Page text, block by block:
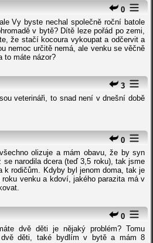
0
Vy byste nechal společně roční batole
v bytě? Dítě leze pořád po zemi,
že stačí kocoura vykoupat a odčervit a
nemoc určitě nemá, ale venku se věčně
to máte názor?
3
veterináři, to snad není v dnešní době
0
olizuje a mám obavu, že by syn
narodila dcera (teď 3,5 roku), tak jsme
k rodičům. Kdyby byl jenom doma, tak je
venku a kdoví, jakého parazita má v
0
dvě děti je nějaký problém? Tomu
děti, také bydlím v bytě a mám 8